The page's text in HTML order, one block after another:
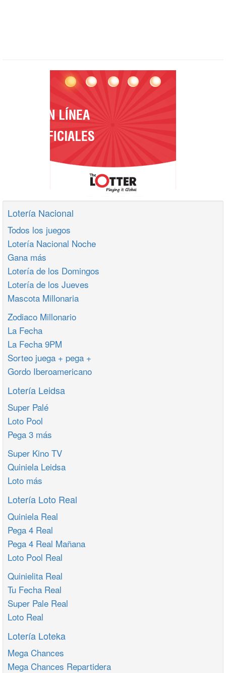
Lotería Nacional
Todos los juegos
Lotería Nacional Noche
Gana más
Lotería de los Domingos
Lotería de los Jueves
Mascota Millonaria
Zodiaco Millonario
La Fecha
La Fecha 9PM
Sorteo juega + pega +
Gordo Iberoamericano
Lotería Leidsa
Super Palé
Loto Pool
Pega 3 más
Super Kino TV
Quiniela Leidsa
Loto más
Lotería Loto Real
Quiniela Real
Pega 4 Real
Pega 4 Real Mañana
Loto Pool Real
Quinielita Real
Tu Fecha Real
Super Pale Real
Loto Real
Lotería Loteka
Mega Chances
Mega Chances Repartidera